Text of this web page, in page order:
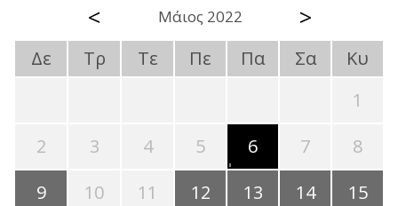
< Μάιος 2022 >
Δε Τρ Τε Πε Πα Σα
Κυ
1
2
3 4 5 6 7
8
9
10 11 12 13 14
15